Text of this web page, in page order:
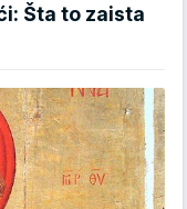
Šta to zaista